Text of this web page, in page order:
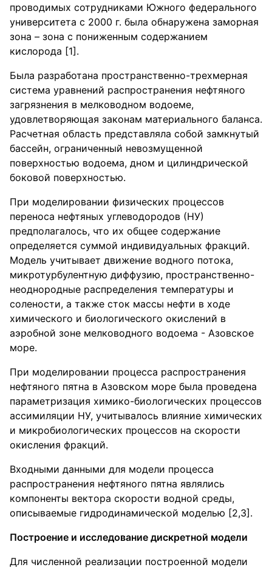
проводимых сотрудниками Южного федерального
университета с 2000 г. была обнаружена заморная
зона – зона с пониженным содержанием
кислорода [1].
Была разработана пространственно-трехмерная
система уравнений распространения нефтяного
загрязнения в мелководном водоеме,
удовлетворяющая законам материального баланса.
Расчетная область представляла собой замкнутый
бассейн, ограниченный невозмущенной
поверхностью водоема, дном и цилиндрической
боковой поверхностью.
При моделировании физических процессов
переноса нефтяных углеводородов (НУ)
предполагалось, что их общее содержание
определяется суммой индивидуальных фракций.
Модель учитывает движение водного потока,
микротурбулентную диффузию, пространственно-
неоднородные распределения температуры и
солености, а также сток массы нефти в ходе
химического и биологического окислений в
аэробной зоне мелководного водоема - Азовское
море.
При моделировании процесса распространения
нефтяного пятна в Азовском море была проведена
параметризация химико-биологических процессов
ассимиляции НУ, учитывалось влияние химических
и микробиологических процессов на скорости
окисления фракций.
Входными данными для модели процесса
распространения нефтяного пятна являлись
компоненты вектора скорости водной среды,
описываемые гидродинамической моделью [2,3].
Построение и исследование дискретной модели
Для численной реализации построенной модели